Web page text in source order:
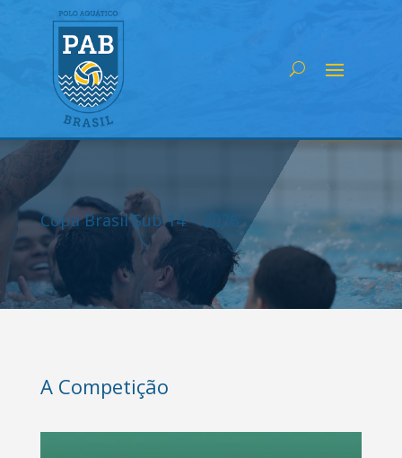
Copa Brasil Sub 14 – 2026
A Competição